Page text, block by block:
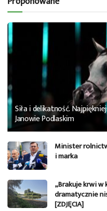
Siła i delikatność.
Janowie Podlaskim
Minister
i marka
„Brakuje krwi
dramatycznie
[ZDJĘCIA]